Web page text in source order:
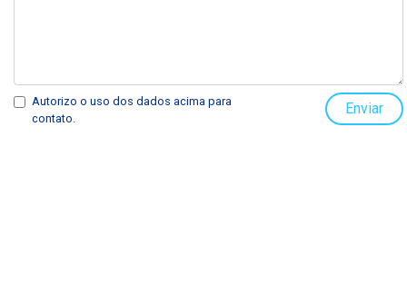
Autorizo o uso dos dados acima para
contato.
Enviar